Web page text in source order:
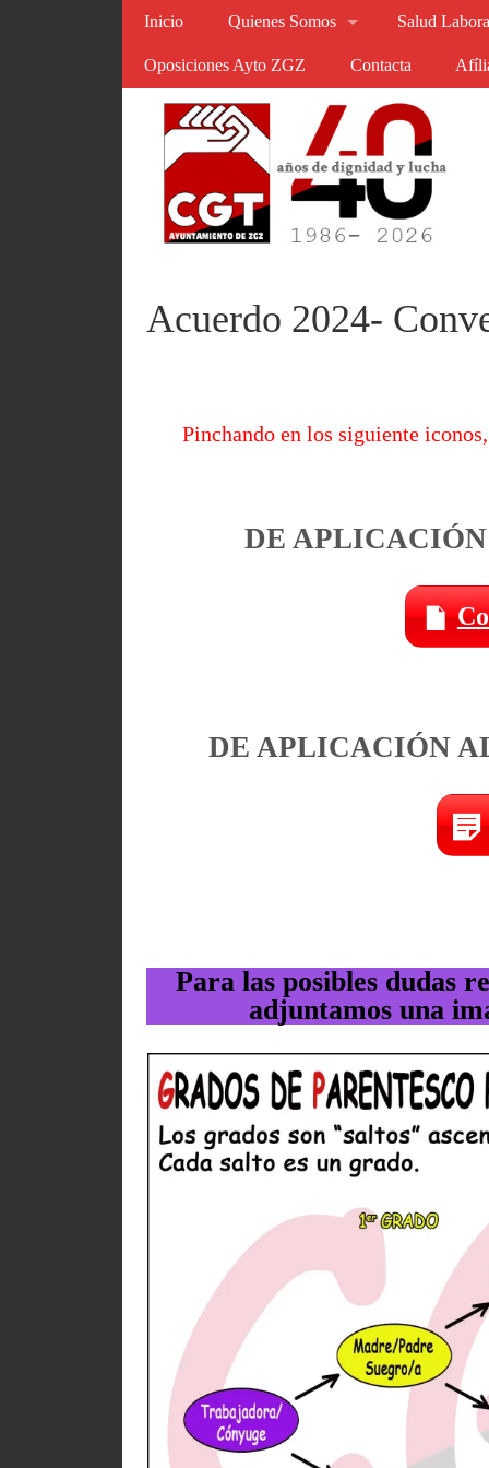
Inicio Quienes Somos Salud
Oposiciones Ayto ZGZ Contacta
Acuerdo 2024-
Pinchando en los siguiente
DE
DE APLICACIÓN
Para las posibles dudas
adjuntamos una